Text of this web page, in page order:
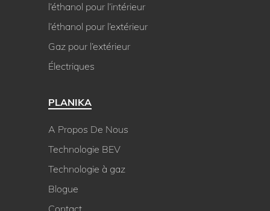
l’éthanol pour l’intérieur
l’éthanol pour l’extérieur
Gaz pour l’extérieur
Électriques
PLANIKA
A Propos De Nous
Technologie BEV
Technologie à gaz
Blogue
Contact